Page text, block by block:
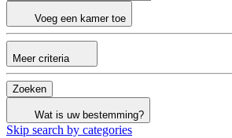
Voeg een kamer toe
Meer criteria
Zoeken
Wat is uw bestemming?
Skip search by categories